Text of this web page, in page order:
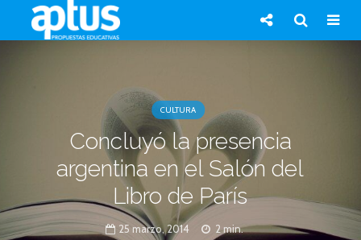
CULTURA
Concluyó la presencia
argentina en el Salón del
Libro de París
25 marzo, 2014 2 min.